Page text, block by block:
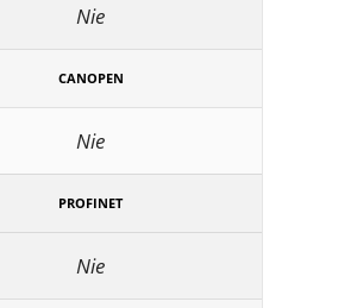
Nie
CANOPEN
Nie
PROFINET
Nie